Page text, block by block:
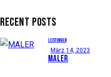
RECENT POSTS
LEISTUNGEN
März 14, 2023
MALER